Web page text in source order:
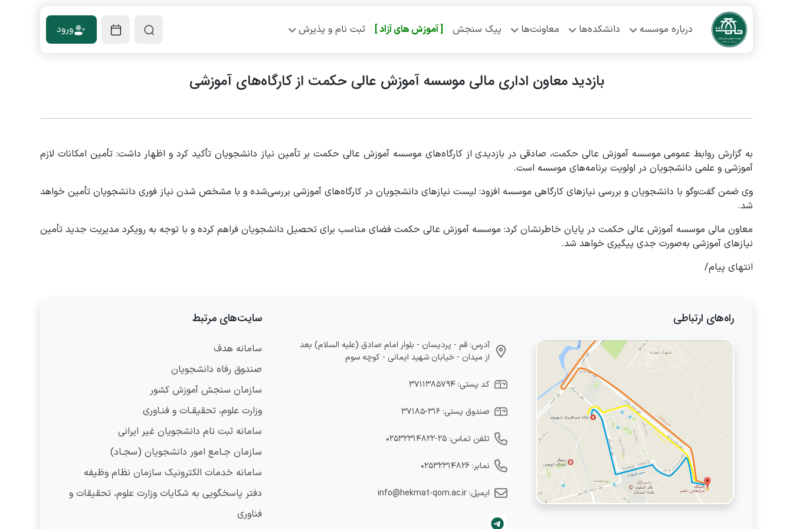
درباره موسسه دانشکده‌ها معاونت‌ها پیک سنجش [ آموزش‌ های آزاد ] ثبت نام و پذیرش ورود
بازدید معاون اداری مالی موسسه آموزش عالی حکمت از کارگاه‌های آموزشی
به گزارش روابط عمومی موسسه آموزش عالی حکمت، صادقی در بازدیدی از کارگاه‌های موسسه آموزش عالی حکمت بر تأمین نیاز دانشجویان تأکید کرد و اظهار داشت: تأمین امکانات لازم
آموزشی و علمی دانشجویان در اولویت برنامه‌های موسسه است.
وی ضمن گفت‌وگو با دانشجویان و بررسی نیازهای کارگاهی موسسه افزود: لیست نیازهای دانشجویان در کارگاه‌های آموزشی بررسی‌شده و با مشخص شدن نیاز فوری دانشجویان تأمین خواهد
شد.
معاون مالی موسسه آموزش عالی حکمت در پایان خاطرنشان کرد: موسسه آموزش عالی حکمت فضای مناسب برای تحصیل دانشجویان فراهم کرده و با توجه به رویکرد مدیریت جدید تأمین
نیازهای آموزشی به‌صورت جدی پیگیری خواهد شد.
انتهای پیام/
راه‌های ارتباطی
آدرس: قم - پردیسان - بلوار امام صادق (علیه السلام) بعد
از میدان - خیابان شهید ایمانی - کوچه سوم
کد پستی: ۳۷۱۱۳۸۵۷۹۴
صندوق پستی: ۳۱۶-۳۷۱۸۵
تلفن تماس: ۲۵-۰۲۵۳۲۳۱۴۸۲۲
نمابر: ۰۲۵۳۲۳۱۴۸۲۶
ایمیل: info@hekmat-qom.ac.ir
سایت‌های مرتبط
سامانه هدف
صندوق رفاه دانشجویان
سازمان سنجش آموزش کشور
وزارت علوم، تحقیقـات و فنـاوری
سامانه ثبت نام دانشجویان غیر ایرانی
سازمان جـامع امور دانشجویان (سجـاد)
سامانه خدمات الکترونیک سازمان نظام وظیفه
دفتر پاسخگویی به شکایات وزارت علوم، تحقیقات و
فناوری